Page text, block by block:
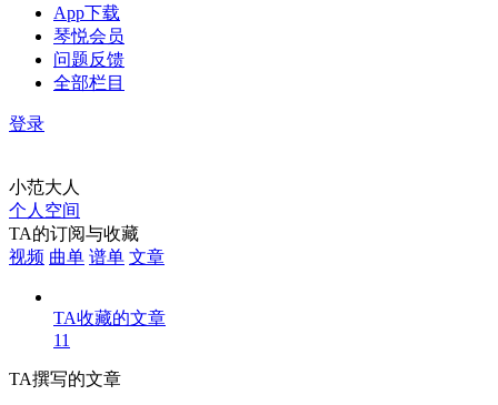
App下载
琴悦会员
问题反馈
全部栏目
登录
小范大人
个人空间
TA的订阅与收藏
视频 曲单 谱单 文章
TA收藏的文章
11
TA撰写的文章